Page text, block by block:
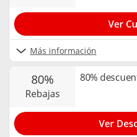
Más información
Ver
80%
rebajas
80%
Ver